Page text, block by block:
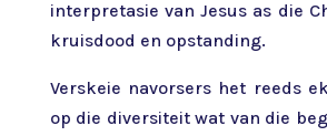
interpretasie van Jesus as die
kruisdood en opstanding.
Verskeie navorsers het reeds
op die diversiteit wat van die